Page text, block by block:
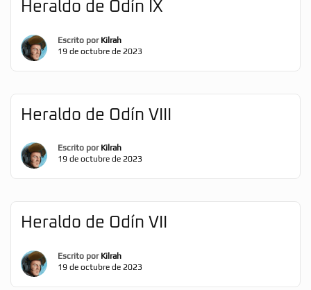
Heraldo de Odín IX
Escrito por Kilrah
19 de octubre de 2023
Heraldo de Odín VIII
Escrito por Kilrah
19 de octubre de 2023
Heraldo de Odín VII
Escrito por Kilrah
19 de octubre de 2023